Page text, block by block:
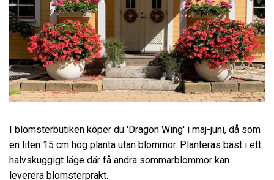
I blomsterbutiken köper du 'Dragon Wing' i maj-juni, då som
en liten 15 cm hög planta utan blommor. Planteras bäst i ett
halvskuggigt läge där få andra sommarblommor kan
leverera blomsterprakt.